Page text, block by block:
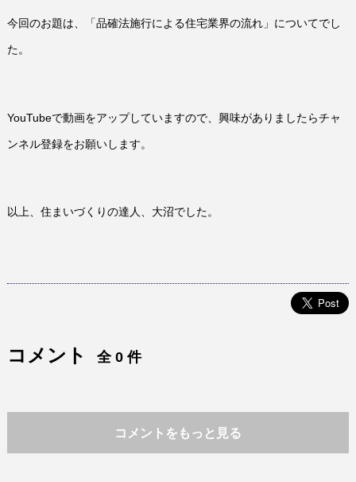
今回のお題は、「品確法施行による住宅業界の流れ」についてでし
た。
YouTubeで動画をアップしていますので、興味がありましたらチャ
ンネル登録をお願いします。
以上、住まいづくりの達人、大沼でした。
コメント 全 0 件
コメントをもっと見る